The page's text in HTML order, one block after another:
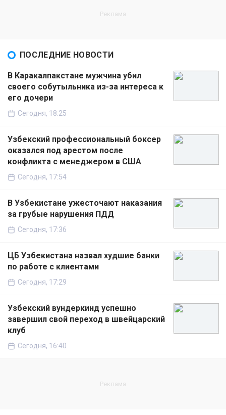
ПОСЛЕДНИЕ НОВОСТИ
В Каракалпакстане мужчина убил
своего собутыльника из-за интереса к
его дочери
Сегодня, 18:25
Узбекский профессиональный боксер
оказался под арестом после
конфликта с менеджером в США
Сегодня, 17:54
В Узбекистане ужесточают наказания
за грубые нарушения ПДД
Сегодня, 17:36
ЦБ Узбекистана назвал худшие банки
по работе с клиентами
Сегодня, 17:29
Узбекский вундеркинд успешно
завершил свой переход в швейцарский
клуб
Сегодня, 16:40